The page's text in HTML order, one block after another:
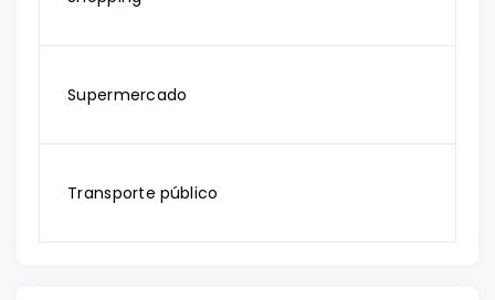
Supermercado
Transporte público